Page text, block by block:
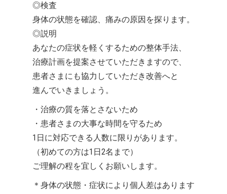
◎検査
身体の状態を確認、痛みの原因を探ります。
◎説明
あなたの症状を軽くするための整体手法、
治療計画を提案させていただきますので、
患者さまにも協力していただき改善へと
進んでいきましょう。
・治療の質を落とさないため
・患者さまの大事な時間を守るため
1日に対応できる人数に限りがあります。
（初めての方は1日2名まで）
ご理解の程を宜しくお願いします。
＊身体の状態・症状により個人差はあります